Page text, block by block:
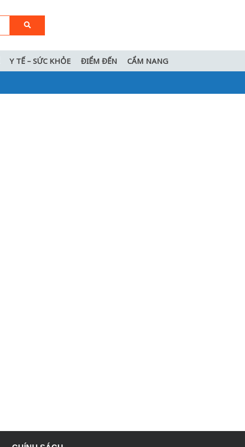
Y TẾ – SỨC KHỎE ĐIỂM ĐẾN CẨM NANG